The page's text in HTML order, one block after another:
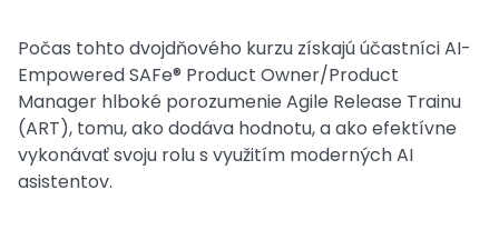
Počas tohto dvojdňového kurzu získajú účastníci AI-
Empowered SAFe® Product Owner/Product
Manager hlboké porozumenie Agile Release Trainu
(ART), tomu, ako dodáva hodnotu, a ako efektívne
vykonávať svoju rolu s využitím moderných AI
asistentov.